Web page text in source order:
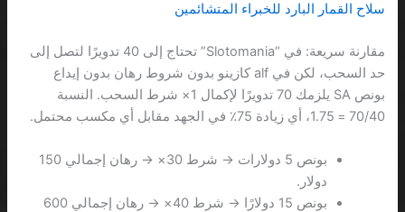
سلاح القمار البارد للخبراء المتشائمين
مقارنة سريعة: في “Slotomania” تحتاج إلى 40 تدويرًا لتصل إلى
حد السحب، لكن في alf كازينو بدون شروط رهان بدون إيداع
بونص SA يلزمك 70 تدويرًا لإكمال 1× شرط السحب. النسبة
70/40 = 1.75، أي زيادة 75٪ في الجهد مقابل أي مكسب محتمل.
بونص 5 دولارات → شرط 30× → رهان إجمالي 150
دولار.
بونص 15 دولارًا → شرط 40× → رهان إجمالي 600